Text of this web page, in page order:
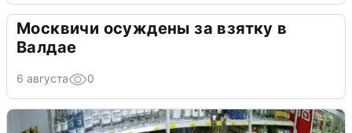
Москвичи осуждены за взятку в
Валдае
6 августа 0